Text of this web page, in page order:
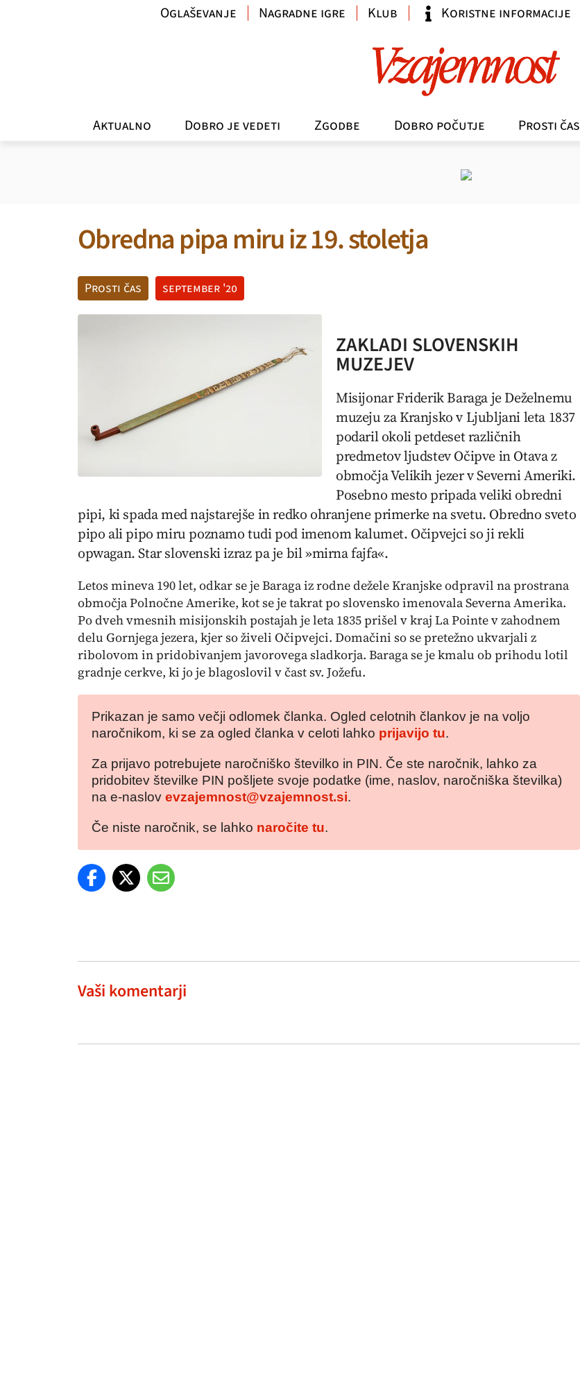
Aktualno Dobro je vedeti Zgodbe Dobro počutje Prosti čas
Oglaševanje Nagradne igre Klub Koristne informacije
Obredna pipa miru iz 19. stoletja
Prosti čas september '20
ZAKLADI SLOVENSKIH
MUZEJEV
Misijonar Friderik Baraga je Deželnemu
muzeju za Kranjsko v Ljubljani leta 1837
podaril okoli petdeset različnih
predmetov ljudstev Očipve in Otava z
območja Velikih jezer v Severni Ameriki.
Posebno mesto pripada veliki obredni
pipi, ki spada med najstarejše in redko ohranjene primerke na svetu. Obredno sveto
pipo ali pipo miru poznamo tudi pod imenom kalumet. Očipvejci so ji rekli
opwagan. Star slovenski izraz pa je bil »mirna fajfa«.
Letos mineva 190 let, odkar se je Baraga iz rodne dežele Kranjske odpravil na prostrana
območja Polnočne Amerike, kot se je takrat po slovensko imenovala Severna Amerika.
Po dveh vmesnih misijonskih postajah je leta 1835 prišel v kraj La Pointe v zahodnem
delu Gornjega jezera, kjer so živeli Očipvejci. Domačini so se pretežno ukvarjali z
ribolovom in pridobivanjem javorovega sladkorja. Baraga se je kmalu ob prihodu lotil
gradnje cerkve, ki jo je blagoslovil v čast sv. Jožefu.
Prikazan je samo večji odlomek članka. Ogled celotnih člankov je na voljo
naročnikom, ki se za ogled članka v celoti lahko prijavijo tu.
Za prijavo potrebujete naročniško številko in PIN. Če ste naročnik, lahko za
pridobitev številke PIN pošljete svoje podatke (ime, naslov, naročniška številka)
na e-naslov evzajemnost@vzajemnost.si.
Če niste naročnik, se lahko naročite tu.
Vaši komentarji